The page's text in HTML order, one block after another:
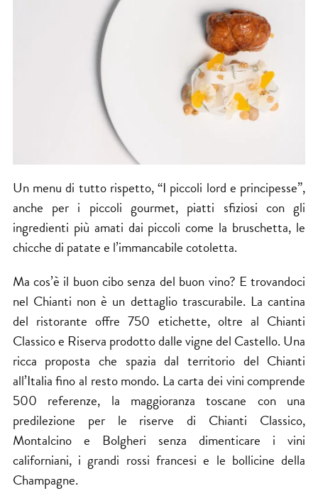
Un menu di tutto rispetto, “I piccoli lord e principesse”,
anche per i piccoli gourmet, piatti sfiziosi con gli
ingredienti più amati dai piccoli come la bruschetta, le
chicche di patate e l’immancabile cotoletta.
Ma cos’è il buon cibo senza del buon vino? E trovandoci
nel Chianti non è un dettaglio trascurabile. La cantina
del ristorante offre 750 etichette, oltre al Chianti
Classico e Riserva prodotto dalle vigne del Castello. Una
ricca proposta che spazia dal territorio del Chianti
all’Italia fino al resto mondo. La carta dei vini comprende
500 referenze, la maggioranza toscane con una
predilezione per le riserve di Chianti Classico,
Montalcino e Bolgheri senza dimenticare i vini
californiani, i grandi rossi francesi e le bollicine della
Champagne.